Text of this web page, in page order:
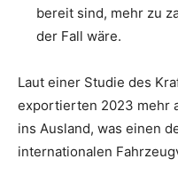
bereit sind, mehr zu
der Fall wäre.
Laut einer Studie des
exportierten 2023 mehr
ins Ausland, was einen
internationalen